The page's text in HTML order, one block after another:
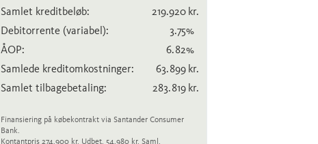
Samlet kreditbeløb:
219.920 kr.
Debitorrente (variabel): 3.75%
ÅOP:
6.82%
Samlede kreditomkostninger:
63.899 kr.
Samlet tilbagebetaling:
283.819 kr.
Finansiering på købekontrakt via Santander Consumer
Bank.
Kontantpris 274.900 kr. Udbet. 54.980 kr. Saml.